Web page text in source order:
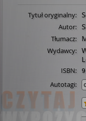
Tytuł oryginalny:
Autor:
Tłumacz:
Wydawcy:
ISBN:
Autotagi: